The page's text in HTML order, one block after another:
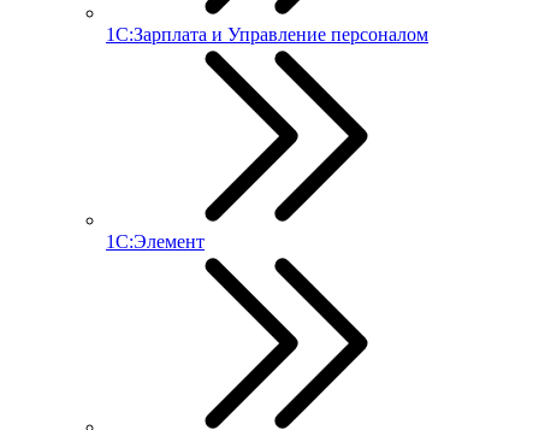
1С:Зарплата и Управление персоналом
1С:Элемент